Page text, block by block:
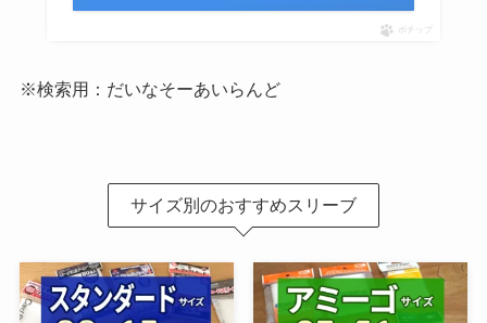
ポチップ
※検索用：だいなそーあいらんど
サイズ別のおすすめスリーブ